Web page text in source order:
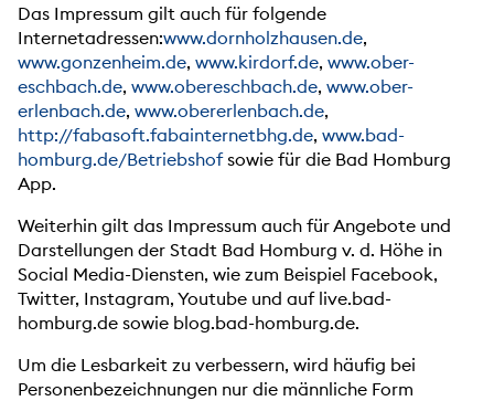
Das Impressum gilt auch für folgende
Internetadressen:www.dornholzhausen.de,
www.gonzenheim.de, www.kirdorf.de, www.ober-
eschbach.de, www.obereschbach.de, www.ober-
erlenbach.de, www.obererlenbach.de,
http://fabasoft.fabainternetbhg.de, www.bad-
homburg.de/Betriebshofsowie für die Bad Homburg
App.
Weiterhin gilt das Impressum auch für Angebote und
Darstellungen der Stadt Bad Homburg v. d. Höhe in
Social Media-Diensten, wie zum Beispiel Facebook,
Twitter, Instagram, Youtube und auf live.bad-
homburg.de sowie blog.bad-homburg.de.
Um die Lesbarkeit zu verbessern, wird häufig bei
Personenbezeichnungen nur die männliche Form